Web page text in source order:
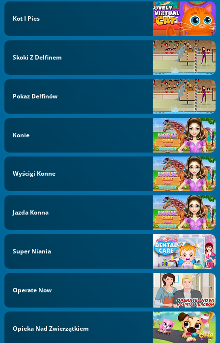
Kot I Pies
Skoki Z Delfinem
Pokaz Delfinów
Konie
Wyścigi Konne
Jazda Konna
Super Niania
Operate Now
Opieka Nad Zwierzątkiem